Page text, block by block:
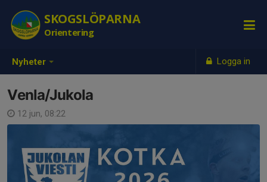
Nyheter Logga in
SKOGSLÖPARNA
Orientering
Venla/Jukola
12 jun, 08:22